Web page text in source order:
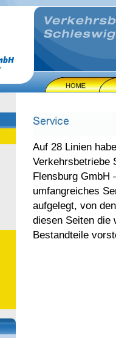
Auf 28 Linien
Verkehrsbetriebe
Flensburg GmbH
umfangreiches
aufgelegt, von
diesen Seiten die
Bestandteile